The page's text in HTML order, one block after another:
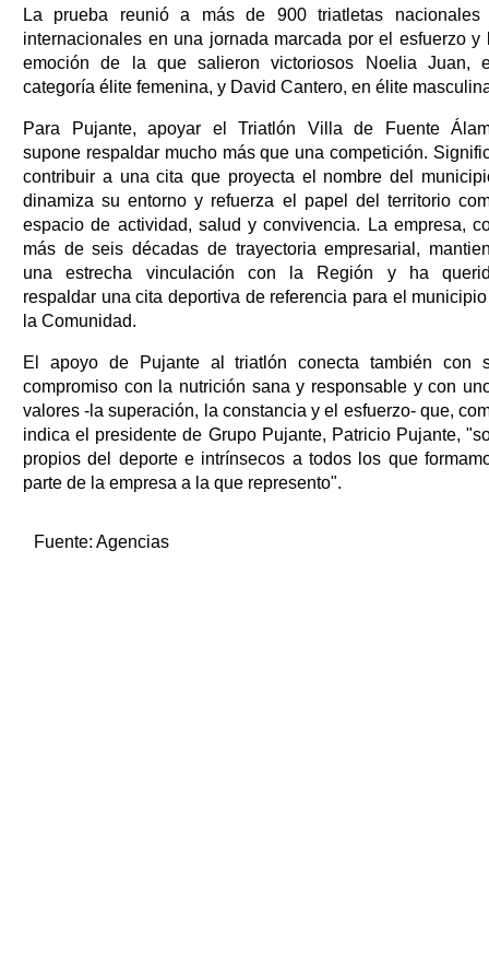
La prueba reunió a más de 900 triatletas nacionales
internacionales en una jornada marcada por el esfuerzo y
emoción de la que salieron victoriosos Noelia Juan,
categoría élite femenina, y David Cantero, en élite
Para Pujante, apoyar el Triatlón Villa de Fuente
supone respaldar mucho más que una competición.
contribuir a una cita que proyecta el nombre del
dinamiza su entorno y refuerza el papel del territorio
espacio de actividad, salud y convivencia. La empresa,
más de seis décadas de trayectoria empresarial,
una estrecha vinculación con la Región y ha
respaldar una cita deportiva de referencia para el
la Comunidad.
El apoyo de Pujante al triatlón conecta también con
compromiso con la nutrición sana y responsable y con
valores -la superación, la constancia y el esfuerzo- que,
indica el presidente de Grupo Pujante, Patricio Pujante,
propios del deporte e intrínsecos a todos los que
parte de la empresa a la que represento".
Fuente: Agencias